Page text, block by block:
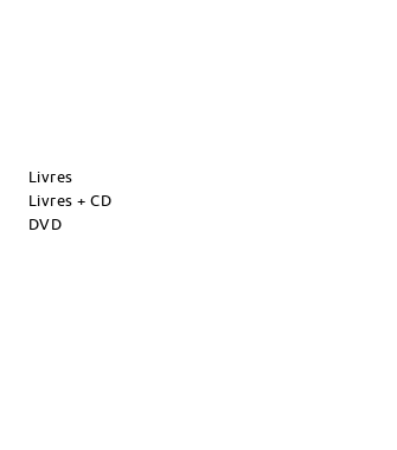
Livres
Livres + CD
DVD